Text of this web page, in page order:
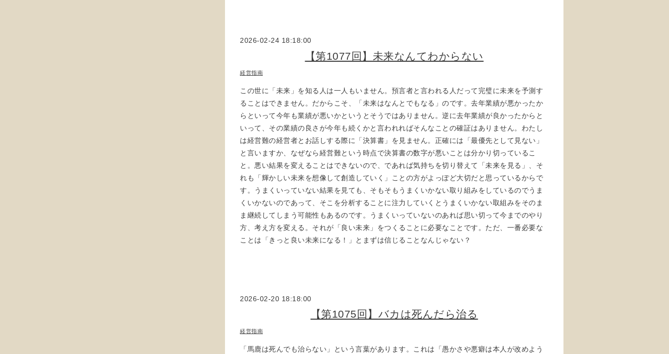
2026-02-24 18:18:00
【第1077回】未来なんてわからない
経営指南
この世に「未来」を知る人は一人もいません。預言者と言われる人だって完璧に未来を予測す
ることはできません。だからこそ、「未来はなんとでもなる」のです。去年業績が悪かったか
らといって今年も業績が悪いかというとそうではありません。逆に去年業績が良かったからと
いって、その業績の良さが今年も続くかと言われればそんなことの確証はありません。わたし
は経営難の経営者とお話しする際に「決算書」を見ません。正確には「最優先として見ない」
と言いますか、なぜなら経営難という時点で決算書の数字が悪いことは分かり切っているこ
と。悪い結果を変えることはできないので、であれば気持ちを切り替えて「未来を見る」、そ
れも「輝かしい未来を想像して創造していく」ことの方がよっぽど大切だと思っているからで
す。うまくいっていない結果を見ても、そもそもうまくいかない取り組みをしているのでうま
くいかないのであって、そこを分析することに注力していくとうまくいかない取組みをそのま
ま継続してしまう可能性もあるのです。うまくいっていないのあれば思い切って今までのやり
方、考え方を変える。それが「良い未来」をつくることに必要なことです。ただ、一番必要な
ことは「きっと良い未来になる！」とまずは信じることなんじゃない？
2026-02-20 18:18:00
【第1075回】バカは死んだら治る
経営指南
「馬鹿は死んでも治らない」という言葉があります。これは「愚かさや悪癖は本人が改めよう